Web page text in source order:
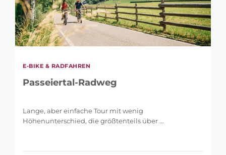
E-BIKE & RADFAHREN
Passeiertal-Radweg
Lange, aber einfache Tour mit wenig
Höhenunterschied, die größtenteils über ...